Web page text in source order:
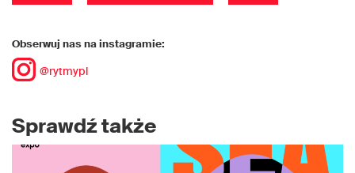
Obserwuj nas na instagramie:
@rytmypl
Sprawdź także